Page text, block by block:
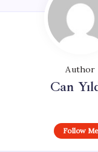
Author
Can
Follow Me